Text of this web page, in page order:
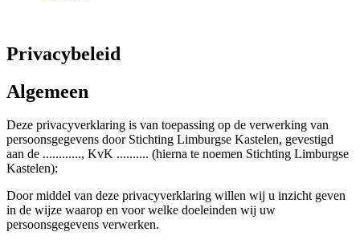
Privacybeleid
Algemeen
Deze privacyverklaring is van toepassing op de verwerking van
persoonsgegevens door Stichting Limburgse Kastelen, gevestigd
aan de ............, KvK .......... (hierna te noemen Stichting Limburgse
Kastelen):
Door middel van deze privacyverklaring willen wij u inzicht geven
in de wijze waarop en voor welke doeleinden wij uw
persoonsgegevens verwerken.